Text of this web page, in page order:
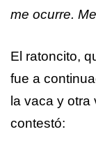
me ocurre.
El ratoncito,
fue a
la vaca y
contestó: